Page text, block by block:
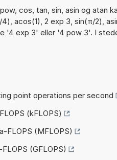
cos, tan, sin, asin og atan
acos(1), 2 exp 3, sin(π/2),
'4 exp 3' eller '4 pow 3'. I
point operations per second
(kFLOPS)
FLOPS (MFLOPS)
(GFLOPS)